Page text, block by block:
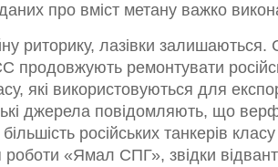
про вміст метану важко
риторику, лазівки залишаються.
продовжують ремонтувати
які використовуються для
джерела повідомляють, що
російських танкерів
«Ямал СПГ», звідки